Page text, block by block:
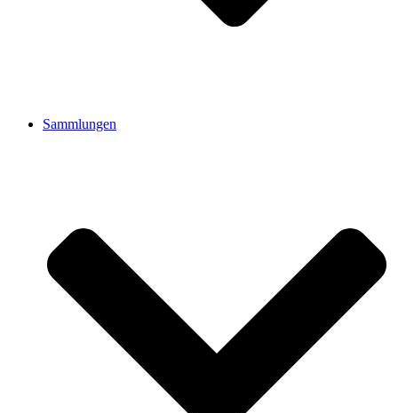
Sammlungen